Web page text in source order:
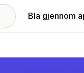
Bla gjennom